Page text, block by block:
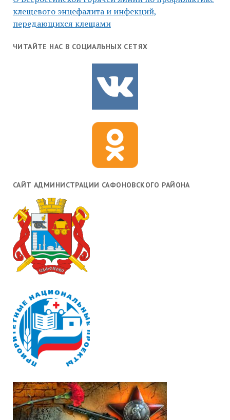
клещевого энцефалита и инфекций,
передающихся клещами
ЧИТАЙТЕ НАС В СОЦИАЛЬНЫХ СЕТЯХ
САЙТ АДМИНИСТРАЦИИ САФОНОВСКОГО РАЙОНА